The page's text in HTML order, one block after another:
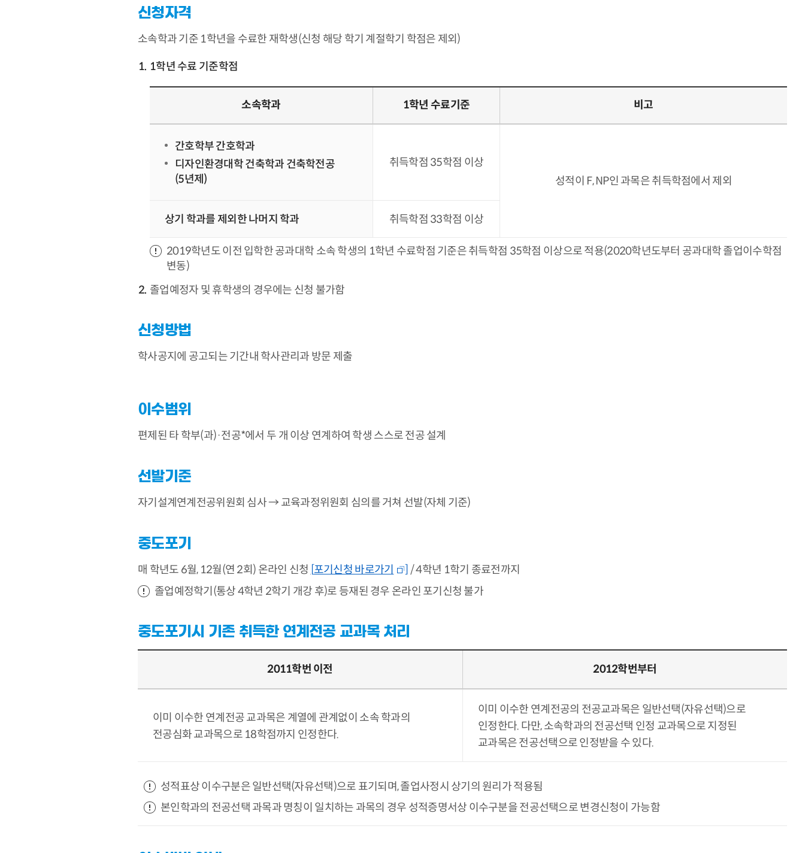
신청자격
소속학과 기준 1학년을 수료한 재학생(신청 해당 학기 계절학기 학점은 제외)
1학년 수료 기준학점
소속학과 1학년 수료기준 비고
간호학부 간호학과
디자인환경대학 건축학과 건축학전공
(5년제)
취득학점 35학점 이상
성적이 F, NP인 과목은 취득학점에서 제외
상기 학과를 제외한 나머지 학과 취득학점 33학점 이상
2019학년도 이전 입학한 공과대학 소속 학생의 1학년 수료학점 기준은 취득학점 35학점 이상으로 적용(2020학년도부터 공과대학 졸업이수학점
변동)
졸업예정자 및 휴학생의 경우에는 신청 불가함
신청방법
학사공지에 공고되는 기간내 학사관리과 방문 제출
이수범위
편제된 타 학부(과)·전공*에서 두 개 이상 연계하여 학생 스스로 전공 설계
선발기준
자기설계연계전공위원회 심사 → 교육과정위원회 심의를 거쳐 선발(자체 기준)
중도포기
매 학년도 6월, 12월(연 2회) 온라인 신청 포기신청 바로가기
/ 4학년 1학기 종료전까지
졸업예정학기(통상 4학년 2학기 개강 후)로 등재된 경우 온라인 포기신청 불가
중도포기시 기존 취득한 연계전공 교과목 처리
2011학번 이전 2012학번부터
이미 이수한 연계전공 교과목은 계열에 관계없이 소속 학과의
전공심화 교과목으로 18학점까지 인정한다.
이미 이수한 연계전공의 전공교과목은 일반선택(자유선택)으로
인정한다. 다만, 소속학과의 전공선택 인정 교과목으로 지정된
교과목은 전공선택으로 인정받을 수 있다.
성적표상 이수구분은 일반선택(자유선택)으로 표기되며, 졸업사정시 상기의 원리가 적용됨
본인학과의 전공선택 과목과 명칭이 일치하는 과목의 경우 성적증명서상 이수구분을 전공선택으로 변경신청이 가능함